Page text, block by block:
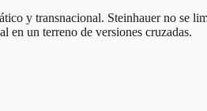
y transnacional. Steinhauer no se
en un terreno de versiones cruzadas.